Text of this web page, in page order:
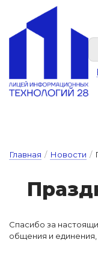
Главная / Новости /
Спасибо за
общения и единения,